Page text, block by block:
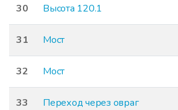
30 Высота 120.1
31 Мост
32 Мост
33 Переход через овраг